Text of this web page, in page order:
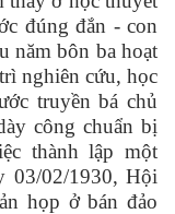
đúng đắn - con
năm bôn ba hoạt
nghiên cứu, học
truyền bá chủ
công chuẩn bị
thành lập một
03/02/1930, Hội
họp ở bán đảo